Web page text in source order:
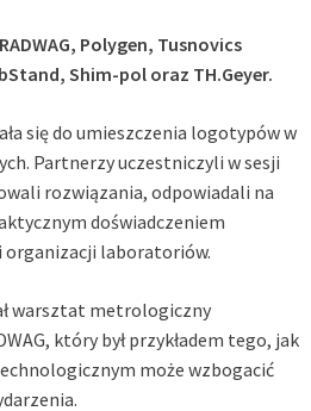
Polygen, Tusnovics
Shim-pol oraz TH.Geyer.
się do umieszczenia logotypów w
Partnerzy uczestniczyli w sesji
rozwiązania, odpowiadali na
doświadczeniem
organizacji laboratoriów.
warsztat metrologiczny
który był przykładem tego, jak
może wzbogacić